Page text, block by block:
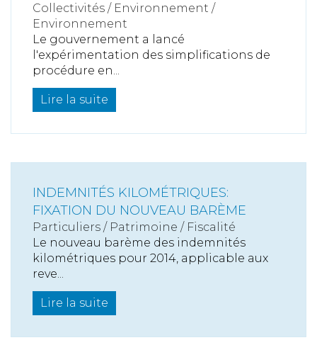
Collectivités / Environnement /
Environnement
Le gouvernement a lancé
l'expérimentation des simplifications de
procédure en...
Lire la suite
INDEMNITÉS KILOMÉTRIQUES:
FIXATION DU NOUVEAU BARÈME
Particuliers / Patrimoine / Fiscalité
Le nouveau barème des indemnités
kilométriques pour 2014, applicable aux
reve...
Lire la suite